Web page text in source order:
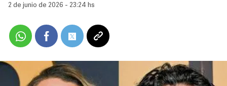
2 de junio de 2026 - 23:24 hs